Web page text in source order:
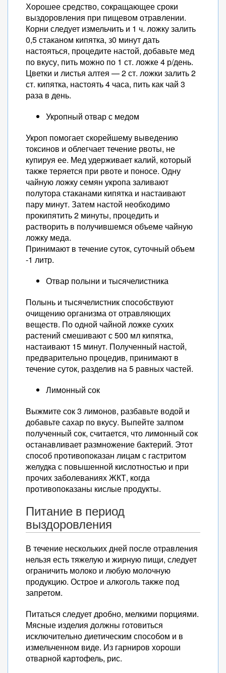
Хорошее средство, сокращающее сроки
выздоровления при пищевом отравлении.
Корни следует измельчить и 1 ч. ложку залить
0,5 стаканом кипятка, з0 минут дать
настояться, процедите настой, добавьте мед
по вкусу, пить можно по 1 ст. ложке 4 р/день.
Цветки и листья алтея — 2 ст. ложки залить 2
ст. кипятка, настоять 4 часа, пить как чай 3
раза в день.
Укропный отвар с медом
Укроп помогает скорейшему выведению
токсинов и облегчает течение рвоты, не
купируя ее. Мед удерживает калий, который
также теряется при рвоте и поносе. Одну
чайную ложку семян укропа заливают
полутора стаканами кипятка и настаивают
пару минут. Затем настой необходимо
прокипятить 2 минуты, процедить и
растворить в получившемся объеме чайную
ложку меда.
Принимают в течение суток, суточный объем
-1 литр.
Отвар полыни и тысячелистника
Полынь и тысячелистник способствуют
очищению организма от отравляющих
веществ. По одной чайной ложке сухих
растений смешивают с 500 мл кипятка,
настаивают 15 минут. Полученный настой,
предварительно процедив, принимают в
течение суток, разделив на 5 равных частей.
Лимонный сок
Выжмите сок 3 лимонов, разбавьте водой и
добавьте сахар по вкусу. Выпейте залпом
полученный сок, считается, что лимонный сок
останавливает размножение бактерий. Этот
способ противопоказан лицам с гастритом
желудка с повышенной кислотностью и при
прочих заболеваниях ЖКТ, когда
противопоказаны кислые продукты.
Питание в период
выздоровления
В течение нескольких дней после отравления
нельзя есть тяжелую и жирную пищи, следует
ограничить молоко и любую молочную
продукцию. Острое и алкоголь также под
запретом.
Питаться следует дробно, мелкими порциями.
Мясные изделия должны готовиться
исключительно диетическим способом и в
измельченном виде. Из гарниров хороши
отварной картофель, рис.